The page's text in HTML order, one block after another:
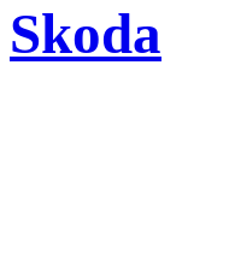
Skoda